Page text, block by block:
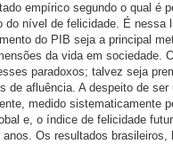
empírico segundo o qual é
do nível de felicidade. É nessa
do PIB seja a principal
da vida em sociedade.
paradoxos; talvez seja
de afluência. A despeito de
medido sistematicamente
e, o índice de felicidade
Os resultados